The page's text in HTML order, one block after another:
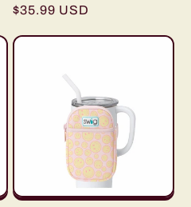
Precio
$35.99 USD